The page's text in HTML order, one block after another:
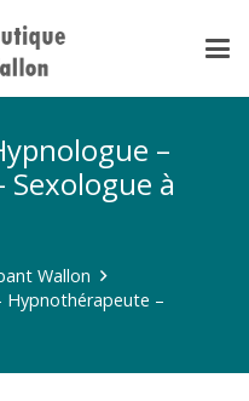
–
à
Wallon
Hypnothérapeute –